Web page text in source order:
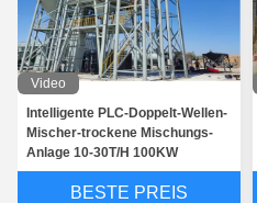
Video
Intelligente PLC-Doppelt-Wellen-
Mischer-trockene Mischungs-
Anlage 10-30T/H 100KW
BESTE PREIS